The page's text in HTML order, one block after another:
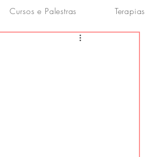
Cursos e Palestras Terapias